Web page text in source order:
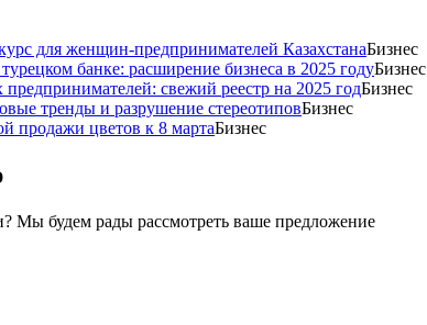
для женщин-предпринимателей КазахстанаБизнес
банке: расширение бизнеса в 2025 годуБизнес
свежий реестр на 2025 годБизнес
тренды и разрушение стереотиповБизнес
продажи цветов к 8 мартаБизнес
Мы будем рады рассмотреть ваше предложение